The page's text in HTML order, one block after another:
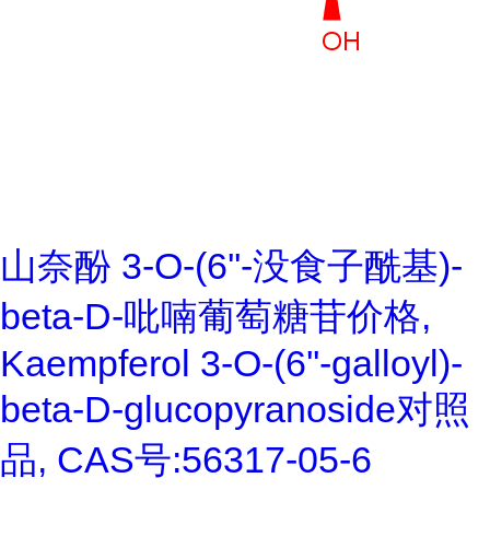
山奈酚 3-O-(6''-没食子酰基)-
beta-D-吡喃葡萄糖苷价格,
Kaempferol 3-O-(6''-galloyl)-
beta-D-glucopyranoside对照
品, CAS号:56317-05-6